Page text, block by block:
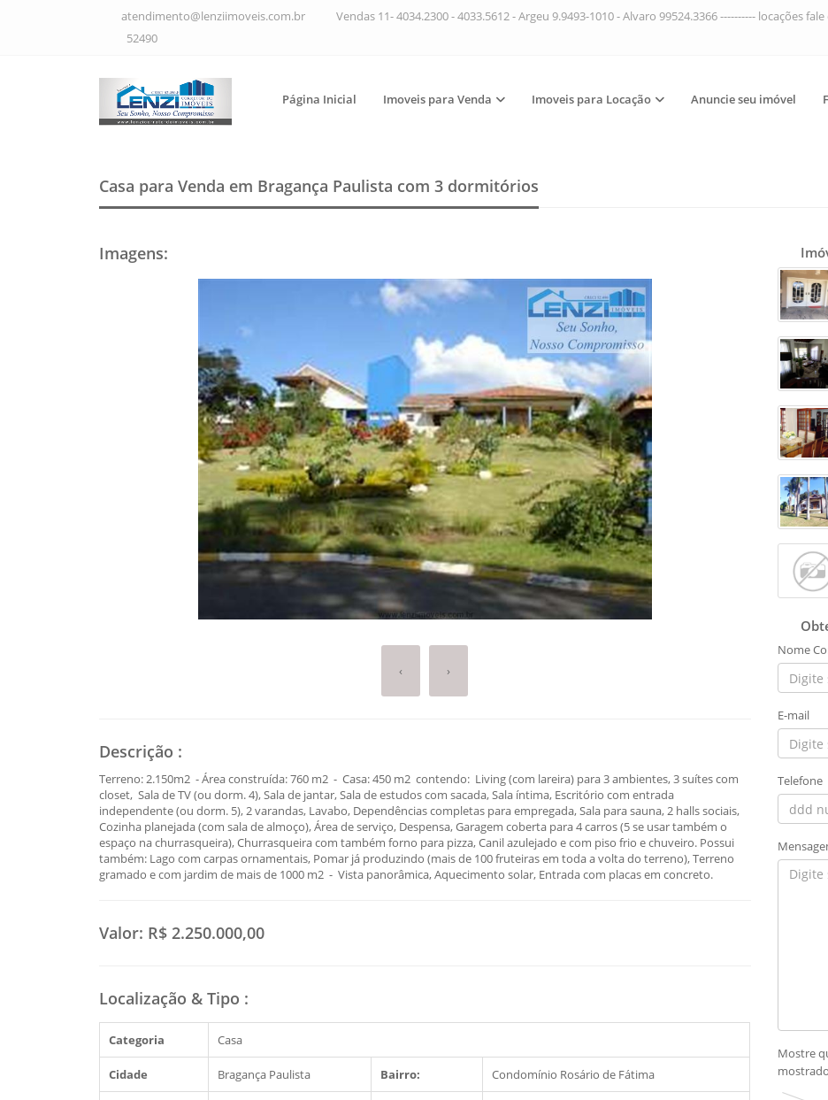
atendimento@lenziimoveis.com.br Vendas 11- 4034.2300 - 4033.5612 - Argeu 9.9493-1010 - Alvaro 99524.3366 ---------- locações
52490
Página Inicial Imoveis para Venda Imoveis para Locação Anuncie seu imóvel
Casa para Venda em Bragança Paulista com 3 dormitórios
Imagens:
‹ ›
Descrição :
Terreno: 2.150m2 - Área construída: 760 m2 - Casa: 450 m2 contendo: Living (com lareira) para 3 ambientes, 3 suítes com
closet, Sala de TV (ou dorm. 4), Sala de jantar, Sala de estudos com sacada, Sala íntima, Escritório com entrada
independente (ou dorm. 5), 2 varandas, Lavabo, Dependências completas para empregada, Sala para sauna, 2 halls sociais,
Cozinha planejada (com sala de almoço), Área de serviço, Despensa, Garagem coberta para 4 carros (5 se usar também o
espaço na churrasqueira), Churrasqueira com também forno para pizza, Canil azulejado e com piso frio e chuveiro. Possui
também: Lago com carpas ornamentais, Pomar já produzindo (mais de 100 fruteiras em toda a volta do terreno), Terreno
gramado e com jardim de mais de 1000 m2 - Vista panorâmica, Aquecimento solar, Entrada com placas em concreto.
Valor: R$ 2.250.000,00
Localização & Tipo :
Categoria Casa
Cidade Bragança Paulista Bairro: Condomínio Rosário de Fátima
Nome
E-mail
Telefone
Mostre